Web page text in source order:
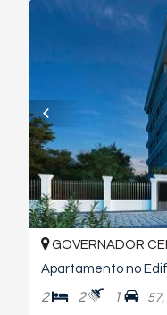
GOVERNADOR
Apartamento no
2 2 1 57,